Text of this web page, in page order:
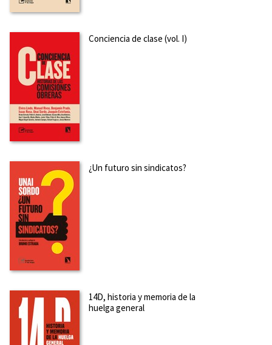
Conciencia de clase (vol. I)
¿Un futuro sin sindicatos?
14D, historia y memoria de la
huelga general